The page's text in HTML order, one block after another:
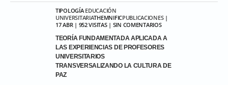
TIPOLOGÍA EDUCACIÓN
UNIVERSITARIATHEMNIFICPUBLICACIONES|
17 ABR | 952 VISITAS | SIN COMENTARIOS
TEORÍA FUNDAMENTADA APLICADA A
LAS EXPERIENCIAS DE PROFESORES
UNIVERSITARIOS
TRANSVERSALIZANDO LA CULTURA DE
PAZ